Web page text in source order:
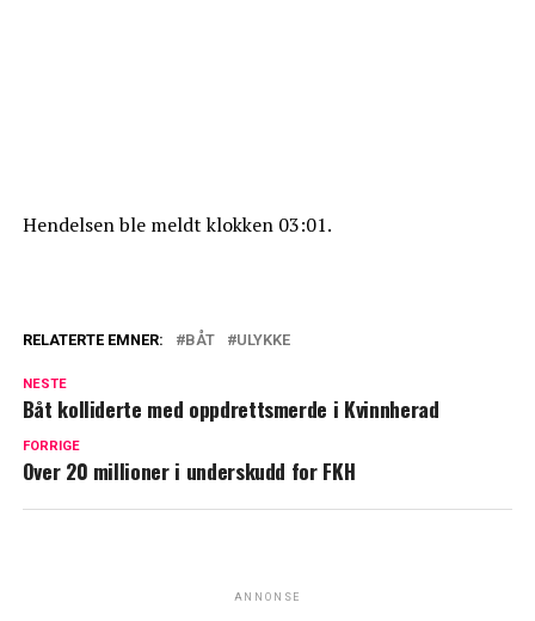
Hendelsen ble meldt klokken 03:01.
RELATERTE EMNER: BÅT ULYKKE
NESTE
Båt kolliderte med oppdrettsmerde i Kvinnherad
FORRIGE
Over 20 millioner i underskudd for FKH
ANNONSE